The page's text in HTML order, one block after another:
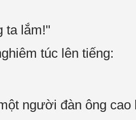
ta lắm!"
túc lên tiếng:
người đàn ông cao